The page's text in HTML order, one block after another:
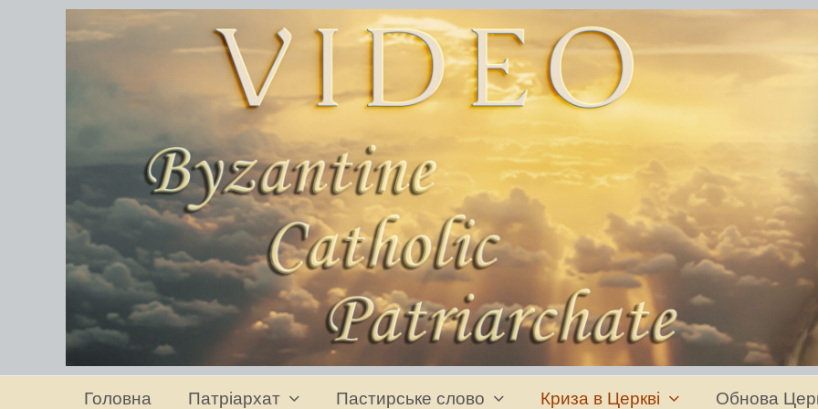
Головна Патріархат Пастирське слово Криза в Церкві Обнова